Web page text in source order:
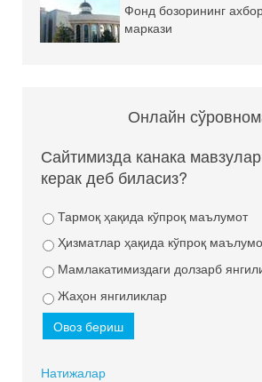
Фонд бозорининг
маркази
Онлайн
Сайтимизда канака
керак деб биласиз?
Тармоқ ҳақида кўпроқ маълумот
Ҳизматлар ҳақида кўпроқ
Мамлакатимиздаги долзарб
Жаҳон янгиликлар
Натижалар